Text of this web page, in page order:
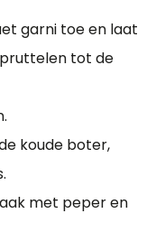
garni toe en laat
tot de
koude boter,
met peper en